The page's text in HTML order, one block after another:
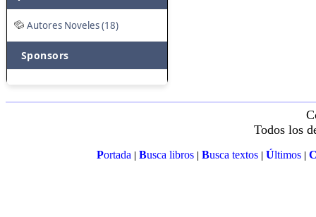
Autores Noveles (18)
Sponsors
Todos los
Portada| Busca libros| Busca textos| Últimos|